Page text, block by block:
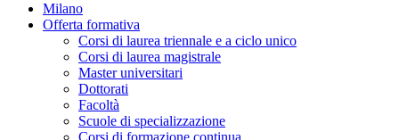
Milano
Offerta formativa
Corsi di laurea triennale e a ciclo unico
Corsi di laurea magistrale
Master universitari
Dottorati
Facoltà
Scuole di specializzazione